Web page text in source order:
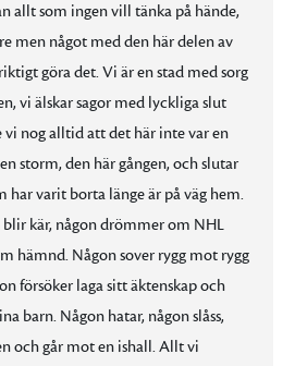
allt som ingen vill tänka på hände,
men något med den här delen av
göra det. Vi är en stad med sorg
vi älskar sagor med lyckliga slut
vi nog alltid att det här inte var en
storm, den här gången, och slutar
har varit borta länge är på väg hem.
blir kär, någon drömmer om NHL
hämnd. Någon sover rygg mot rygg
försöker laga sitt äktenskap och
barn. Någon hatar, någon slåss,
och går mot en ishall. Allt vi